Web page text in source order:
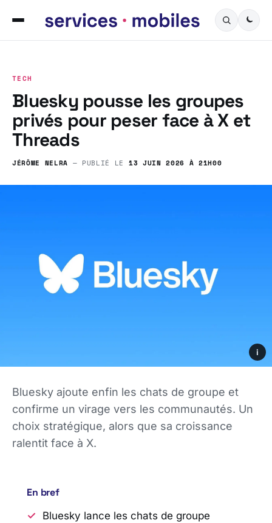
TECH
Bluesky pousse les groupes
privés pour peser face à X et
Threads
JÉRÔME NELRA — PUBLIÉ LE 13 JUIN 2026 À 21H00
i
Bluesky ajoute enfin les chats de groupe et
confirme un virage vers les communautés. Un
choix stratégique, alors que sa croissance
ralentit face à X.
En bref
Bluesky lance les chats de groupe